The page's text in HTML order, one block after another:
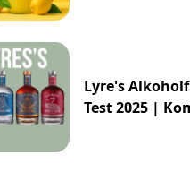
Lyre's
Test 2025 |